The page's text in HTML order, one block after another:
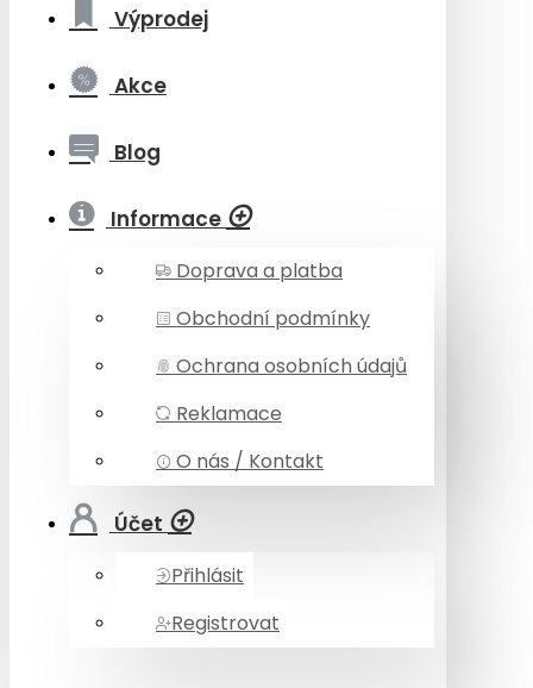
Výprodej
Akce
Blog
Informace
Doprava a platba
Obchodní podmínky
Ochrana osobních údajů
Reklamace
O nás / Kontakt
Účet
Přihlásit
Registrovat